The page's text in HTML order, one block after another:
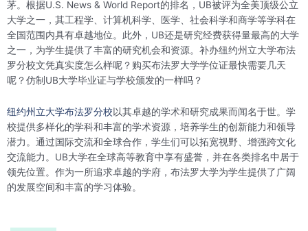
茅。根据U.S. News & World Report的排名，UB被评为全美顶级公立
大学之一，其工程学、计算机科学、医学、社会科学和商学等学科在
全国范围内具有卓越地位。此外，UB还是研究经费获得量最高的大学
之一，为学生提供了丰富的研究机会和资源。补办纽约州立大学布法
罗分校文凭真实度怎么样呢？购买布法罗大学学位证最快需要几天
呢？仿制UB大学毕业证与学校颁发的一样吗？
纽约州立大学布法罗分校以其卓越的学术和研究成果而闻名于世。学
校提供多样化的学科和丰富的学术资源，培养学生的创新能力和领导
潜力。通过国际交流和全球合作，学生们可以拓宽视野、增强跨文化
交流能力。UB大学在全球高等教育中享有盛誉，并在各类排名中居于
领先位置。作为一所追求卓越的学府，布法罗大学为学生提供了广阔
的发展空间和丰富的学习体验。